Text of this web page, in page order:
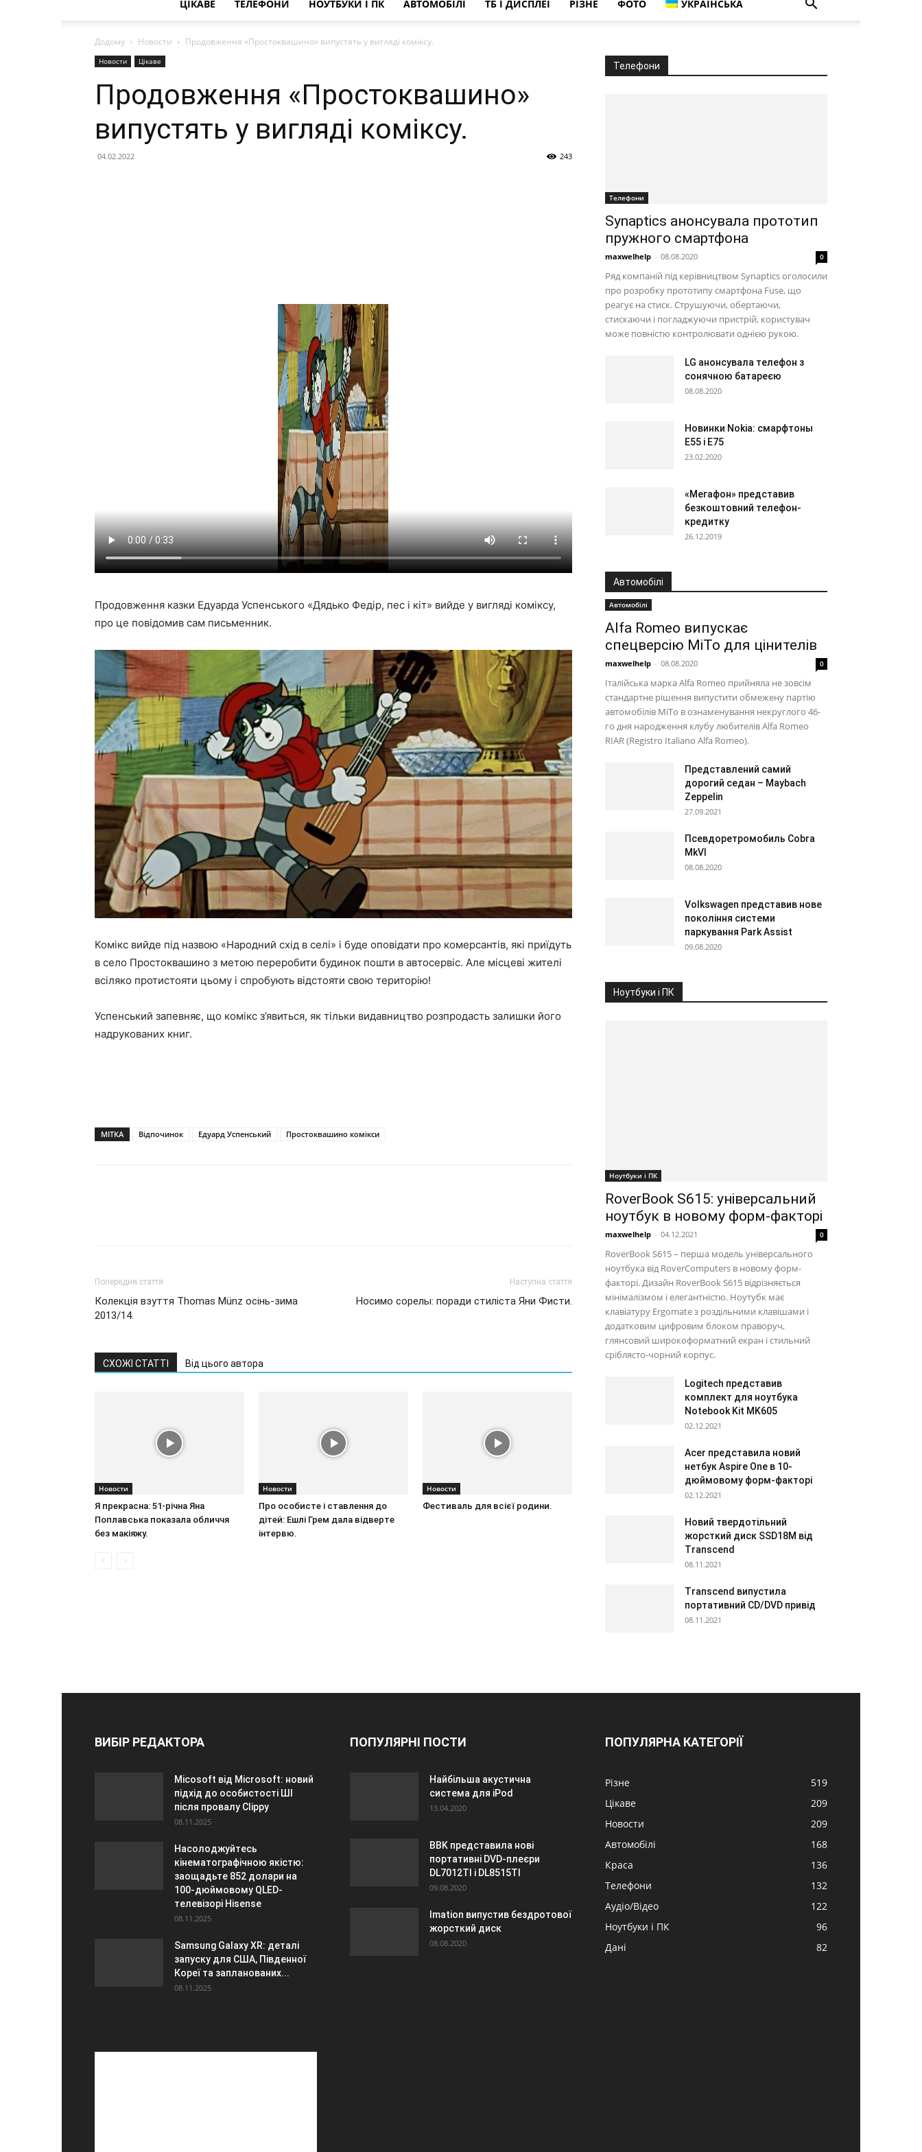
ЦІКАВЕ ТЕЛЕФОНИ НОУТБУКИ І ПК АВТОМОБІЛІ ТБ І ДИСПЛЕЇ РІЗНЕ ФОТО УКРАЇНСЬКА
Додому Новости Продовження «Простоквашино» випустять у вигляді коміксу.
Новости Цікаве
Продовження «Простоквашино»
випустять у вигляді коміксу.
04.02.2022 243
Продовження казки Едуарда Успенського «Дядько Федір, пес і кіт» вийде у вигляді коміксу,
про це повідомив сам письменник.
Комікс вийде під назвою «Народний схід в селі» і буде оповідати про комерсантів, які приїдуть
в село Простоквашино з метою переробити будинок пошти в автосервіс. Але місцеві жителі
всіляко протистояти цьому і спробують відстояти свою територію!
Успенський запевняє, що комікс з’явиться, як тільки видавництво розпродасть залишки його
надрукованих книг.
МІТКА Відпочинок Едуард Успенський Простоквашино комікси
Попередня стаття
Колекція взуття Thomas Münz осінь-зима
2013/14.
Наступна стаття
Носимо сорелы: поради стиліста Яни Фисти.
СХОЖІ СТАТТІ Від цього автора
Новости
Я прекрасна: 51-річна Яна
Поплавська показала обличчя
без макіяжу.
Новости
Про особисте і ставлення до
дітей: Ешлі Грем дала відверте
інтервю.
Новости
Фестиваль для всієї родини.
Телефони
Телефони
Synaptics анонсувала прототип
пружного смартфона
maxwelhelp - 08.08.2020 0
Ряд компаній під керівництвом Synaptics оголосили
про розробку прототипу смартфона Fuse, що
реагує на стиск. Струшуючи, обертаючи,
стискаючи і погладжуючи пристрій, користувач
може повністю контролювати однією рукою.
LG анонсувала телефон з
сонячною батареєю
08.08.2020
Новинки Nokia: смарфтоны
E55 і Е75
23.02.2020
«Мегафон» представив
безкоштовний телефон-
кредитку
26.12.2019
Автомобілі
Автомобілі
Alfa Romeo випускає
спецверсію MiTo для цінителів
maxwelhelp - 08.08.2020 0
Італійська марка Alfa Romeo прийняла не зовсім
стандартне рішення випустити обмежену партію
автомобілів MiTo в ознаменування некруглого 46-
го дня народження клубу любителів Alfa Romeo
RIAR (Registro Italiano Alfa Romeo).
Представлений самий
дорогий седан – Maybach
Zeppelin
27.09.2021
Псевдоретромобиль Cobra
MkVI
08.08.2020
Volkswagen представив нове
покоління системи
паркування Park Assist
09.08.2020
Ноутбуки і ПК
Ноутбуки і ПК
RoverBook S615: універсальний
ноутбук в новому форм-факторі
maxwelhelp - 04.12.2021 0
RoverBook S615 – перша модель універсального
ноутбука від RoverComputers в новому форм-
факторі. Дизайн RoverBook S615 відрізняється
мінімалізмом і елегантністю. Ноутубк має
клавіатуру Ergomate з роздільними клавішами і
додатковим цифровим блоком праворуч,
глянсовий широкоформатний екран і стильний
сріблясто-чорний корпус.
Logitech представив
комплект для ноутбука
Notebook Kit MK605
02.12.2021
Acer представила новий
нетбук Aspire One в 10-
дюймовому форм-факторі
02.12.2021
Новий твердотільний
жорсткий диск SSD18M від
Transcend
08.11.2021
Transcend випустила
портативний CD/DVD привід
08.11.2021
ВИБІР РЕДАКТОРА
Micosoft від Microsoft: новий
підхід до особистості ШІ
після провалу Clippy
08.11.2025
Насолоджуйтесь
кінематографічною якістю:
заощадьте 852 долари на
100-дюймовому QLED-
телевізорі Hisense
08.11.2025
Samsung Galaxy XR: деталі
запуску для США, Південної
Кореї та запланованих...
08.11.2025
ПОПУЛЯРНІ ПОСТИ
Найбільша акустична
система для iPod
13.04.2020
BBK представила нові
портативні DVD-плеєри
DL7012TI і DL8515TI
09.08.2020
Imation випустив бездротової
жорсткий диск
08.08.2020
ПОПУЛЯРНА КАТЕГОРІЇ
Різне
519
Цікаве
209
Новости
209
Автомобілі
168
Краса
136
Телефони
132
Аудіо/Відео
122
Ноутбуки і ПК
96
Дані
82